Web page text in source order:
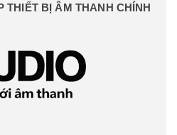
THIẾT BỊ ÂM THANH CHÍNH